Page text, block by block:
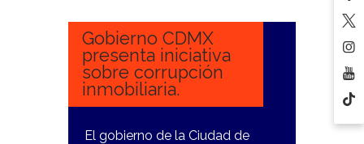
Gobierno CDMX
presenta iniciativa
sobre corrupción
inmobiliaria.
El gobierno de la Ciudad de